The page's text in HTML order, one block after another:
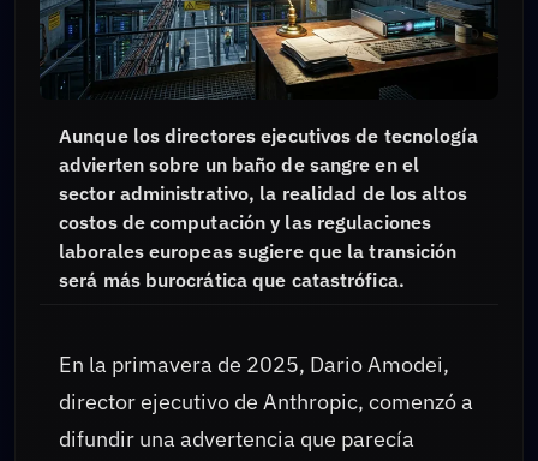
Aunque los directores ejecutivos de tecnología
advierten sobre un baño de sangre en el
sector administrativo, la realidad de los altos
costos de computación y las regulaciones
laborales europeas sugiere que la transición
será más burocrática que catastrófica.
En la primavera de 2025, Dario Amodei,
director ejecutivo de Anthropic, comenzó a
difundir una advertencia que parecía